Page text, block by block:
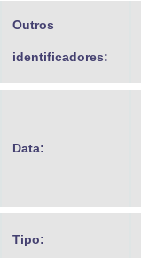
Outros
identificadores:
Data:
Tipo: